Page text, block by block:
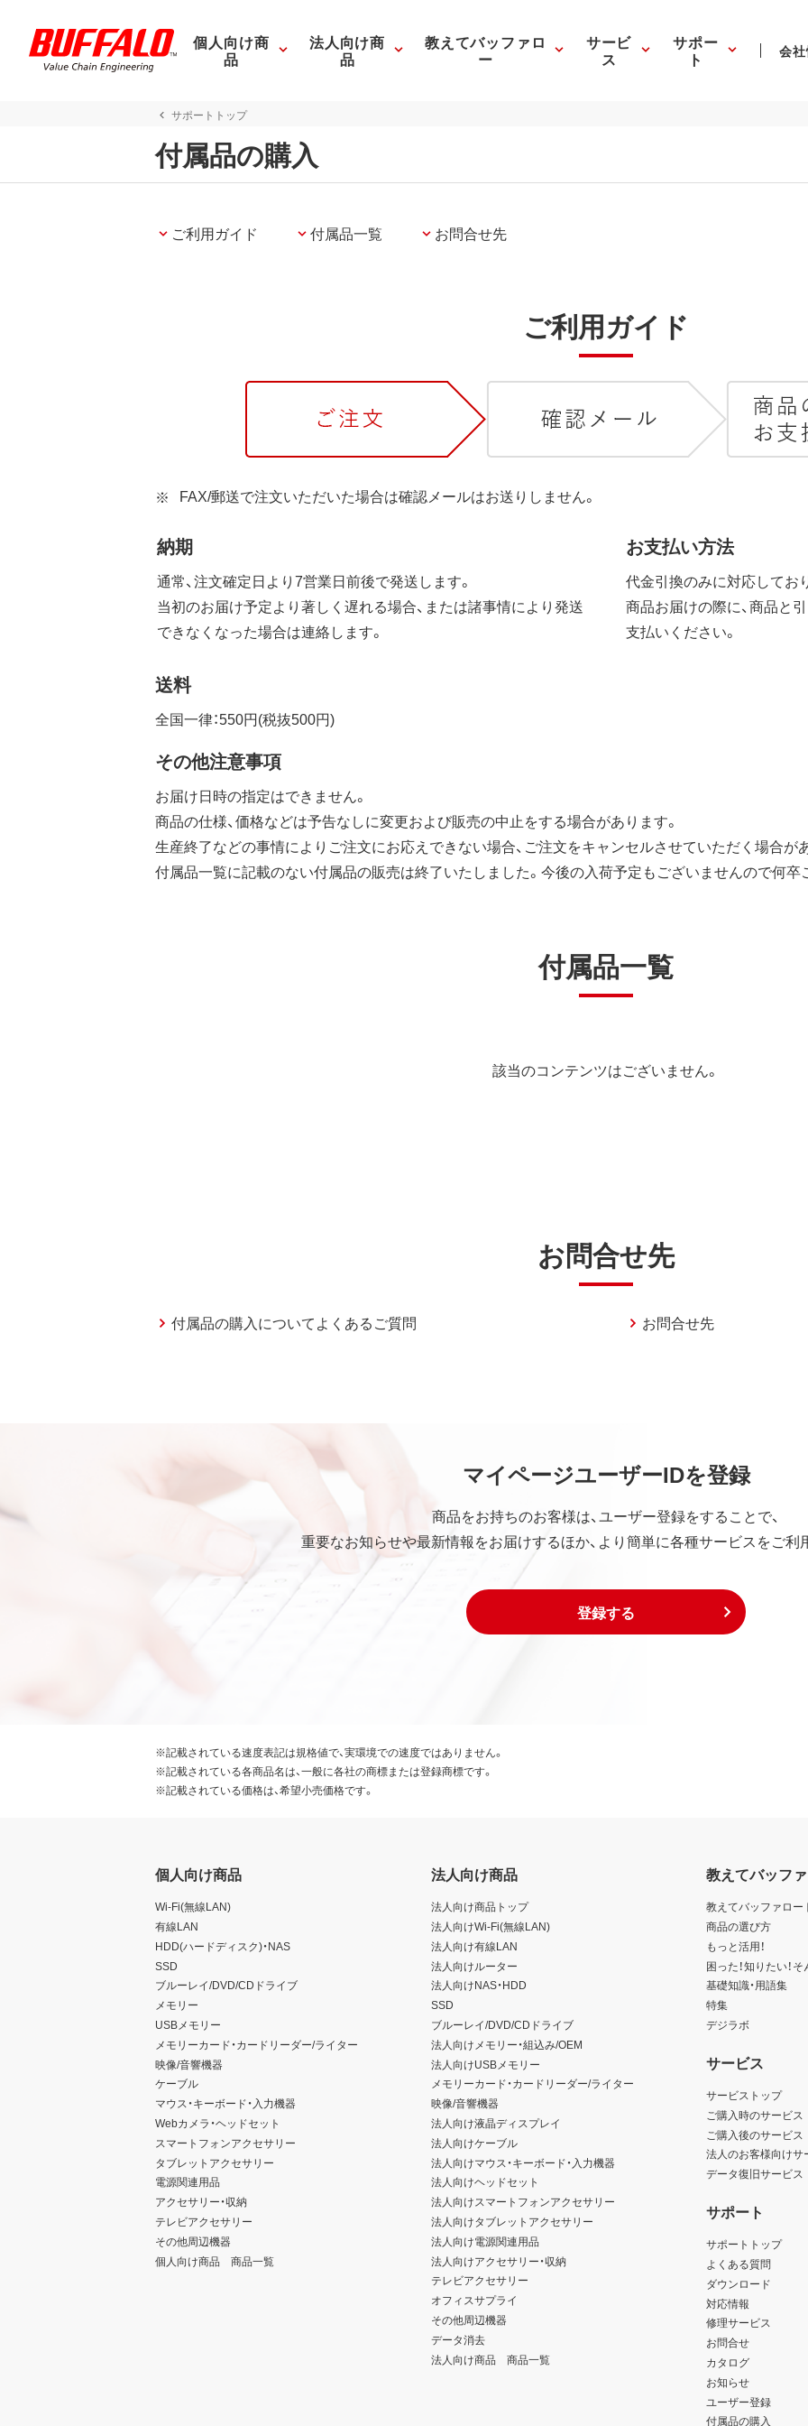
個人向け商
品
法人向け商
品
教えてバッファロ
ー
サービ
ス
サポー
ト 会
サポートトップ
付属品の購入
ご利用ガイド 付属品一覧 お問合せ先
ご利用ガイド
FAX/郵送で注文いただいた場合は確認メールはお送りしません。
納期
通常、注文確定日より7営業日前後で発送します。
当初のお届け予定より著しく遅れる場合、または諸事情により発送
できなくなった場合は連絡します。
お支払い方法
代金引換のみに対応してお
商品お届けの際に、商品と
支払いください。
送料
全国一律：550円(税抜500円)
その他注意事項
お届け日時の指定はできません。
商品の仕様、価格などは予告なしに変更および販売の中止をする場合があります。
生産終了などの事情によりご注文にお応えできない場合、ご注文をキャンセルさせていただく場合が
付属品一覧に記載のない付属品の販売は終了いたしました。今後の入荷予定もございませんので何卒
付属品一覧
該当のコンテンツはございません。
お問合せ先
付属品の購入についてよくあるご質問 お問合せ先
マイページユーザーIDを登録
商品をお持ちのお客様は、ユーザー登録をすることで、
重要なお知らせや最新情報をお届けするほか、より簡単に各種サービスをご利
登録する
※記載されている速度表記は規格値で、実環境での速度ではありません。
※記載されている各商品名は、一般に各社の商標または登録商標です。
※記載されている価格は、希望小売価格です。
個人向け商品
Wi-Fi(無線LAN)
有線LAN
HDD(ハードディスク)・NAS
SSD
ブルーレイ/DVD/CDドライブ
メモリー
USBメモリー
メモリーカード・カードリーダー/ライター
映像/音響機器
ケーブル
マウス・キーボード・入力機器
Webカメラ・ヘッドセット
スマートフォンアクセサリー
タブレットアクセサリー
電源関連用品
アクセサリー・収納
テレビアクセサリー
その他周辺機器
個人向け商品 商品一覧
法人向け商品
法人向け商品トップ
法人向けWi-Fi(無線LAN)
法人向け有線LAN
法人向けルーター
法人向けNAS・HDD
SSD
ブルーレイ/DVD/CDドライブ
法人向けメモリー・組込み/OEM
法人向けUSBメモリー
メモリーカード・カードリーダー/ライター
映像/音響機器
法人向け液晶ディスプレイ
法人向けケーブル
法人向けマウス・キーボード・入力機器
法人向けヘッドセット
法人向けスマートフォンアクセサリー
法人向けタブレットアクセサリー
法人向け電源関連用品
法人向けアクセサリー・収納
テレビアクセサリー
オフィスサプライ
その他周辺機器
データ消去
法人向け商品 商品一覧
教えてバッフ
教えてバッファロー
商品の選び方
もっと活用！
困った！知りたい！
基礎知識・用語集
特集
デジラボ
サービス
サービストップ
ご購入時のサービス
ご購入後のサービス
法人のお客様向けサ
データ復旧サービス
サポート
サポートトップ
よくある質問
ダウンロード
対応情報
修理サービス
お問合せ
カタログ
お知らせ
ユーザー登録
付属品の購入